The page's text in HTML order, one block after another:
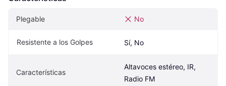
Plegable No
Resistente a los Golpes Sí, No
Características
Altavoces estéreo, IR,
Radio FM